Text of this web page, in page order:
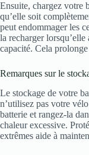
Ensuite, chargez votre
qu’elle soit
peut endommager les
la recharger
capacité. Cela
Remarques sur le
Le stockage de votre
n’utilisez pas votre
batterie et rangez-la
chaleur excessive.
extrêmes aide à